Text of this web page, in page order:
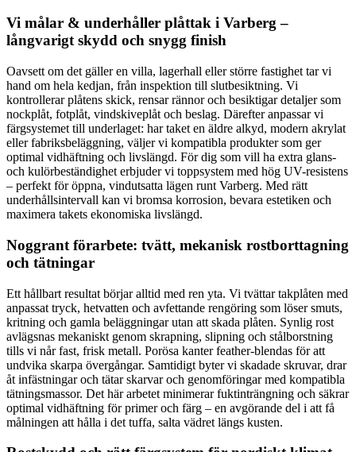
Vi målar & underhåller plåttak i Varberg –
långvarigt skydd och snygg finish
Oavsett om det gäller en villa, lagerhall eller större fastighet tar vi
hand om hela kedjan, från inspektion till slutbesiktning. Vi
kontrollerar plåtens skick, rensar rännor och besiktigar detaljer som
nockplåt, fotplåt, vindskiveplåt och beslag. Därefter anpassar vi
färgsystemet till underlaget: har taket en äldre alkyd, modern akrylat
eller fabriksbeläggning, väljer vi kompatibla produkter som ger
optimal vidhäftning och livslängd. För dig som vill ha extra glans-
och kulörbeständighet erbjuder vi toppsystem med hög UV-resistens
– perfekt för öppna, vindutsatta lägen runt Varberg. Med rätt
underhållsintervall kan vi bromsa korrosion, bevara estetiken och
maximera takets ekonomiska livslängd.
Noggrant förarbete: tvätt, mekanisk rostborttagning
och tätningar
Ett hållbart resultat börjar alltid med ren yta. Vi tvättar takplåten med
anpassat tryck, hetvatten och avfettande rengöring som löser smuts,
kritning och gamla beläggningar utan att skada plåten. Synlig rost
avlägsnas mekaniskt genom skrapning, slipning och stålborstning
tills vi når fast, frisk metall. Porösa kanter feather-blendas för att
undvika skarpa övergångar. Samtidigt byter vi skadade skruvar, drar
åt infästningar och tätar skarvar och genomföringar med kompatibla
tätningsmassor. Det här arbetet minimerar fuktinträngning och säkrar
optimal vidhäftning för primer och färg – en avgörande del i att få
målningen att hålla i det tuffa, salta vädret längs kusten.